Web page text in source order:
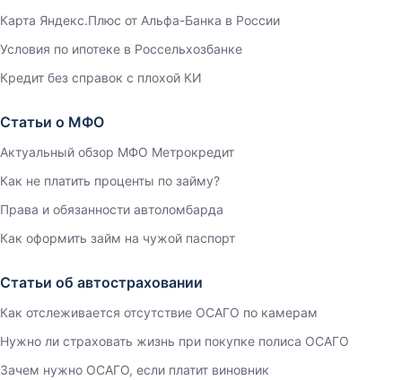
Карта Яндекс.Плюс от Альфа-Банка в России
Условия по ипотеке в Россельхозбанке
Кредит без справок с плохой КИ
Статьи о МФО
Актуальный обзор МФО Метрокредит
Как не платить проценты по займу?
Права и обязанности автоломбарда
Как оформить займ на чужой паспорт
Статьи об автостраховании
Как отслеживается отсутствие ОСАГО по камерам
Нужно ли страховать жизнь при покупке полиса ОСАГО
Зачем нужно ОСАГО, если платит виновник